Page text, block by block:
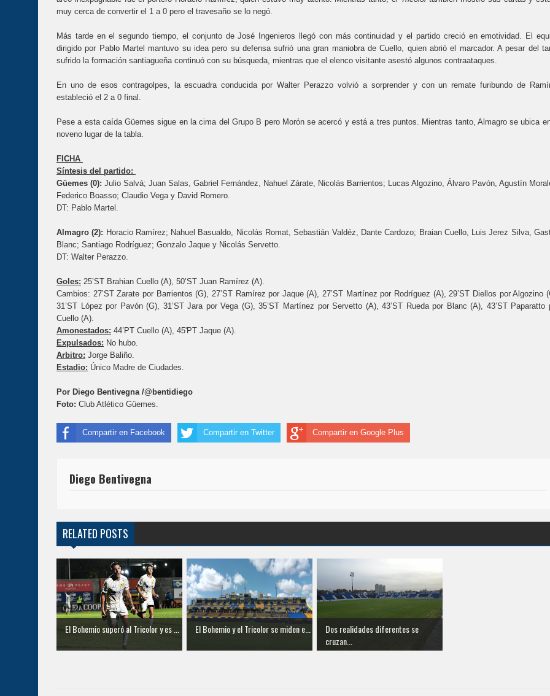
muy cerca de convertir el 1 a 0 pero el travesaño se lo negó.
Más tarde en el segundo tiempo, el conjunto de José Ingenieros llegó con más continuidad y el partido creció en emotividad. El
dirigido por Pablo Martel mantuvo su idea pero su defensa sufrió una gran maniobra de Cuello, quien abrió el marcador. A pesar del
sufrido la formación santiagueña continuó con su búsqueda, mientras que el elenco visitante asestó algunos contraataques.
En uno de esos contragolpes, la escuadra conducida por Walter Perazzo volvió a sorprender y con un remate furibundo de
estableció el 2 a 0 final.
Pese a esta caída Güemes sigue en la cima del Grupo B pero Morón se acercó y está a tres puntos. Mientras tanto, Almagro se ubica
noveno lugar de la tabla.
FICHA
Síntesis del partido:
Güemes (0): Julio Salvá; Juan Salas, Gabriel Fernández, Nahuel Zárate, Nicolás Barrientos; Lucas Algozino, Álvaro Pavón, Agustín
Federico Boasso; Claudio Vega y David Romero.
DT: Pablo Martel.
Almagro (2): Horacio Ramírez; Nahuel Basualdo, Nicolás Romat, Sebastián Valdéz, Dante Cardozo; Braian Cuello, Luis Jerez Silva,
Blanc; Santiago Rodríguez; Gonzalo Jaque y Nicolás Servetto.
DT: Walter Perazzo.
Goles: 25’ST Brahian Cuello (A), 50’ST Juan Ramírez (A).
Cambios: 27’ST Zarate por Barrientos (G), 27’ST Ramírez por Jaque (A), 27’ST Martínez por Rodríguez (A), 29’ST Diellos por Algozino
31’ST López por Pavón (G), 31’ST Jara por Vega (G), 35’ST Martínez por Servetto (A), 43’ST Rueda por Blanc (A), 43’ST Paparatto
Cuello (A).
Amonestados: 44’PT Cuello (A), 45'PT Jaque (A).
Expulsados: No hubo.
Arbitro: Jorge Baliño.
Estadio: Único Madre de Ciudades.
Por Diego Bentivegna /@bentidiego
Foto: Club Atlético Güemes.
Compartir en Facebook Compartir en Twitter Compartir en Google Plus
Diego Bentivegna
RELATED POSTS
El Bohemio superó al Tricolor y es ... El Bohemio y el Tricolor se miden e...
Dos realidades diferentes se
cruzan...